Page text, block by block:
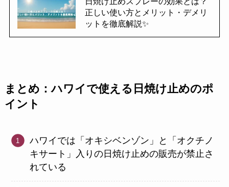
正しい使い方とメリット・デメリ
ットを徹底解説✨
まとめ：ハワイで使える日焼け止めのポ
イント
ハワイでは「オキシベンゾン」と「オクチノ
キサート」入りの日焼け止めの販売が禁止さ
れている